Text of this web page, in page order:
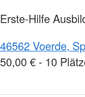
Erste-Hilfe
46562 Voerde,
50,00 € - 10